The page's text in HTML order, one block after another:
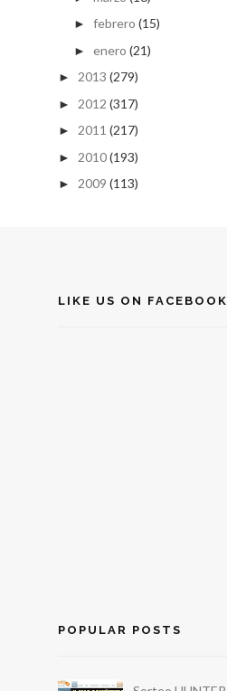
► febrero (15)
► enero (21)
► 2013 (279)
► 2012 (317)
► 2011 (217)
► 2010(193)
► 2009 (113)
LIKE US ON FACEBOOK
POPULAR POSTS